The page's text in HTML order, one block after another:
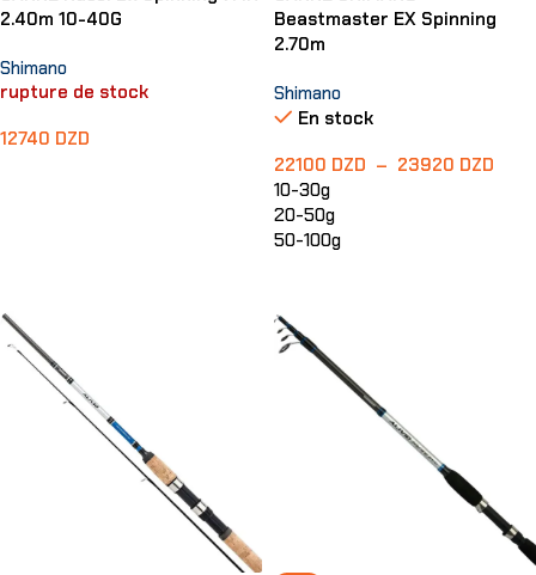
2.40m 10-40G
Shimano
rupture de stock
12740 DZD
Beastmaster EX Spinning
2.70m
Shimano
En stock
22100 DZD – 23920 DZD
10-30g
20-50g
50-100g